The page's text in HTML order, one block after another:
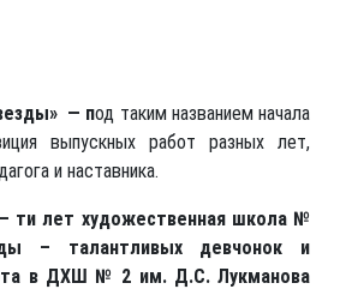
— под таким названием начала
выпускных работ разных лет,
и наставника.
ти лет художественная школа №
– талантливых девчонок и
в ДХШ № 2 им. Д.С. Лукманова